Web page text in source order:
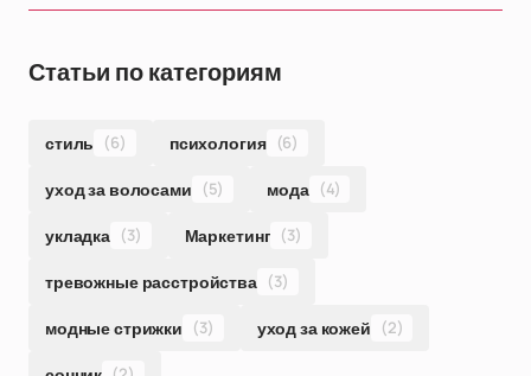
Статьи по категориям
стиль (6) психология (6)
уход за волосами (5) мода (4)
укладка (3) Маркетинг (3)
тревожные расстройства (3)
модные стрижки (3) уход за кожей (2)